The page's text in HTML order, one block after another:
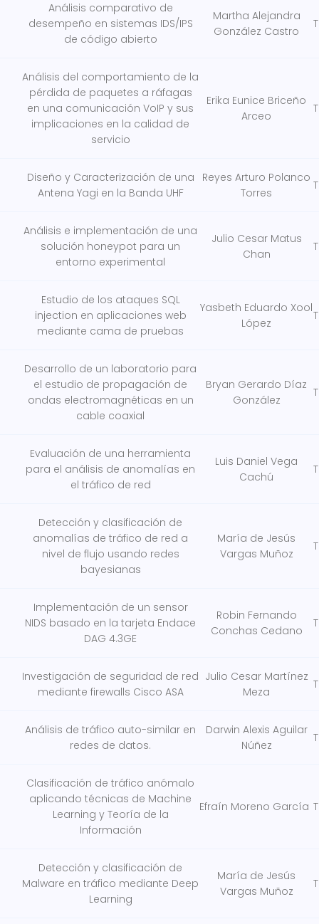
Análisis comparativo de
desempeño en sistemas IDS/IPS
de código abierto
Martha Alejandra
González Castro
Análisis del comportamiento de la
pérdida de paquetes a ráfagas
en una comunicación VoIP y sus
implicaciones en la calidad de
servicio
Erika Eunice Briceño
Arceo
Diseño y Caracterización de una
Antena Yagi en la Banda UHF
Reyes Arturo Polanco
Torres
Análisis e implementación de una
solución honeypot para un
entorno experimental
Julio Cesar Matus
Chan
Estudio de los ataques SQL
injection en aplicaciones web
mediante cama de pruebas
Yasbeth Eduardo Xool
López
Desarrollo de un laboratorio para
el estudio de propagación de
ondas electromagnéticas en un
cable coaxial
Bryan Gerardo Díaz
González
Evaluación de una herramienta
para el análisis de anomalías en
el tráfico de red
Luis Daniel Vega
Cachú
Detección y clasificación de
anomalías de tráfico de red a
nivel de flujo usando redes
bayesianas
María de Jesús
Vargas Muñoz
Implementación de un sensor
NIDS basado en la tarjeta Endace
DAG 4.3GE
Robin Fernando
Conchas Cedano
Investigación de seguridad de red
mediante firewalls Cisco ASA
Julio Cesar Martínez
Meza
Análisis de tráfico auto-similar en
redes de datos.
Darwin Alexis Aguilar
Núñez
Clasificación de tráfico anómalo
aplicando técnicas de Machine
Learning y Teoría de la
Información
Efraín Moreno García
Detección y clasificación de
Malware en tráfico mediante Deep
Learning
María de Jesús
Vargas Muñoz